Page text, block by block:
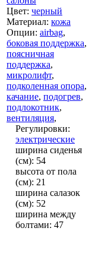
Цвет: черный
Материал: кожа
Опции: airbag,
боковая поддержка,
поясничная
поддержка,
микролифт,
подколенная опора,
качание, подогрев,
подлокотник,
вентиляция,
Регулировки:
электрические
ширина сиденья
(см): 54
высота от пола
(см): 21
ширина салазок
(см): 52
ширина между
болтами: 47